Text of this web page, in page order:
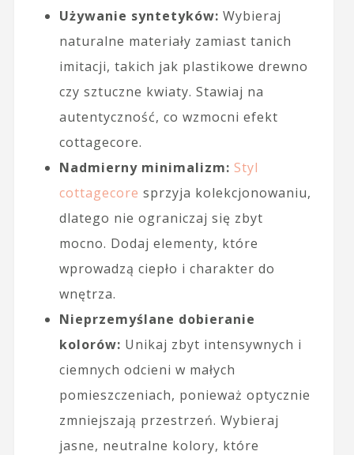
Używanie syntetyków: Wybieraj
naturalne materiały zamiast tanich
imitacji, takich jak plastikowe drewno
czy sztuczne kwiaty. Stawiaj na
autentyczność, co wzmocni efekt
cottagecore.
Nadmierny minimalizm: Styl
cottagecore sprzyja kolekcjonowaniu,
dlatego nie ograniczaj się zbyt
mocno. Dodaj elementy, które
wprowadzą ciepło i charakter do
wnętrza.
Nieprzemyślane dobieranie
kolorów: Unikaj zbyt intensywnych i
ciemnych odcieni w małych
pomieszczeniach, ponieważ optycznie
zmniejszają przestrzeń. Wybieraj
jasne, neutralne kolory, które